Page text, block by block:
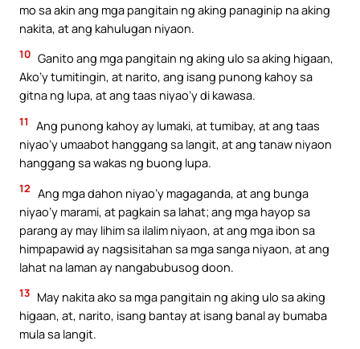
mo sa akin ang mga pangitain ng aking panaginip na aking
nakita, at ang kahulugan niyaon.
10 Ganito ang mga pangitain ng aking ulo sa aking higaan,
Ako’y tumitingin, at narito, ang isang punong kahoy sa
gitna ng lupa, at ang taas niyao’y di kawasa.
11
Ang punong kahoy ay lumaki, at tumibay, at ang taas
niyao’y umaabot hanggang sa langit, at ang tanaw niyaon
hanggang sa wakas ng buong lupa.
12 Ang mga dahon niyao’y magaganda, at ang bunga
niyao’y marami, at pagkain sa lahat; ang mga hayop sa
parang ay may lihim sa ilalim niyaon, at ang mga ibon sa
himpapawid ay nagsisitahan sa mga sanga niyaon, at ang
lahat na laman ay nangabubusog doon.
13 May nakita ako sa mga pangitain ng aking ulo sa aking
higaan, at, narito, isang bantay at isang banal ay bumaba
mula sa langit.